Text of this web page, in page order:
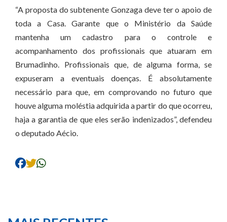
“A proposta do subtenente Gonzaga deve ter o apoio de
toda a Casa. Garante que o Ministério da Saúde
mantenha um cadastro para o controle e
acompanhamento dos profissionais que atuaram em
Brumadinho. Profissionais que, de alguma forma, se
expuseram a eventuais doenças. É absolutamente
necessário para que, em comprovando no futuro que
houve alguma moléstia adquirida a partir do que ocorreu,
haja a garantia de que eles serão indenizados”, defendeu
o deputado Aécio.